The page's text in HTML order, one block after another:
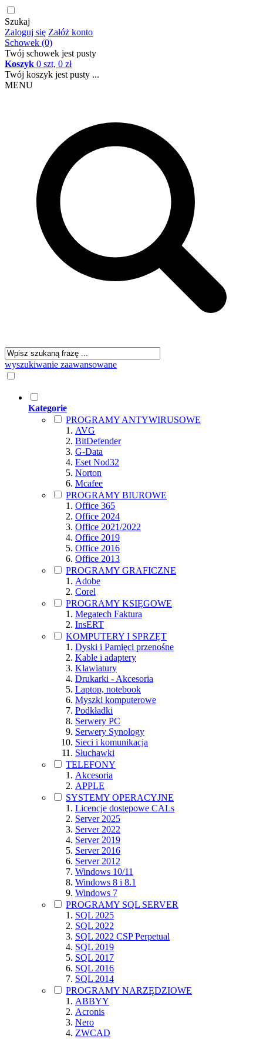
Szukaj
Zaloguj się Załóż konto
Schowek (0)
Twój schowek jest pusty
Koszyk 0 szt, 0 zł
Twój koszyk jest pusty ...
MENU
wyszukiwanie zaawansowane
Kategorie
PROGRAMY ANTYWIRUSOWE
AVG
BitDefender
G-Data
Eset Nod32
Norton
Mcafee
PROGRAMY BIUROWE
Office 365
Office 2024
Office 2021/2022
Office 2019
Office 2016
Office 2013
PROGRAMY GRAFICZNE
Adobe
Corel
PROGRAMY KSIĘGOWE
Megatech Faktura
InsERT
KOMPUTERY I SPRZĘT
Dyski i Pamięci przenośne
Kable i adaptery
Klawiatury
Drukarki - Akcesoria
Laptop, notebook
Myszki komputerowe
Podkładki
Serwery PC
Serwery Synology
Sieci i komunikacja
Słuchawki
TELEFONY
Akcesoria
APPLE
SYSTEMY OPERACYJNE
Licencje dostępowe CALs
Server 2025
Server 2022
Server 2019
Server 2016
Server 2012
Windows 10/11
Windows 8 i 8.1
Windows 7
PROGRAMY SQL SERVER
SQL 2025
SQL 2022
SQL 2022 CSP Perpetual
SQL 2019
SQL 2017
SQL 2016
SQL 2014
PROGRAMY NARZĘDZIOWE
ABBYY
Acronis
Nero
ZWCAD